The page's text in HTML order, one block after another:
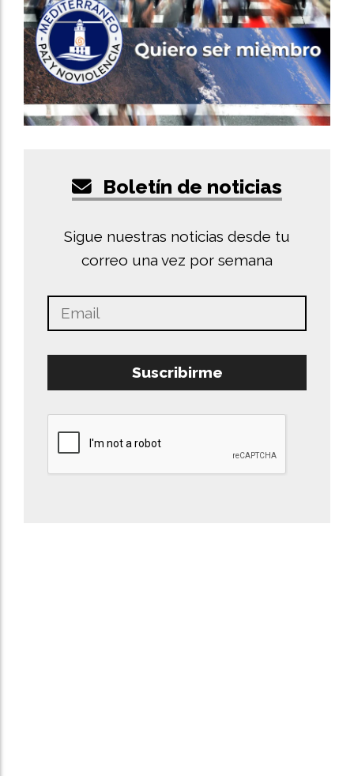
Boletín de noticias
Sigue nuestras noticias desde tu
correo una vez por semana
Suscribirme